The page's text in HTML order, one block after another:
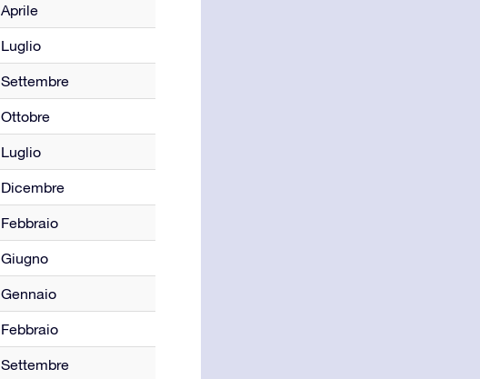
Aprile
Luglio
Settembre
Ottobre
Luglio
Dicembre
Febbraio
Giugno
Gennaio
Febbraio
Settembre